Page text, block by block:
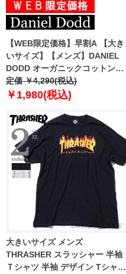
【WEB限定価格】早割A 【大き
いサイズ】【メンズ】DANIEL
DODD オーガニックコットン無
地プルパーカー azsw-009003
定価 ￥4,290(税込)
￥1,980(税込)
大きいサイズ メンズ
THRASHER スラッシャー 半袖
Ｔシャツ 半袖 デザイン Tシャツ